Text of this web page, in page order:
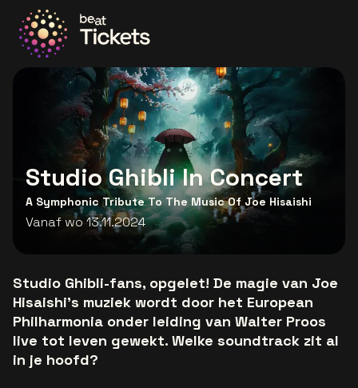
Ga naar de homepage
Studio Ghibli In Concert
A Symphonic Tribute To The Music Of Joe Hisaishi
Vanaf wo 13.11.2024
Studio Ghibli-fans, opgelet! De magie van Joe
Hisaishi’s muziek wordt door het European
Philharmonia onder leiding van Walter Proos
live tot leven gewekt. Welke soundtrack zit al
in je hoofd?